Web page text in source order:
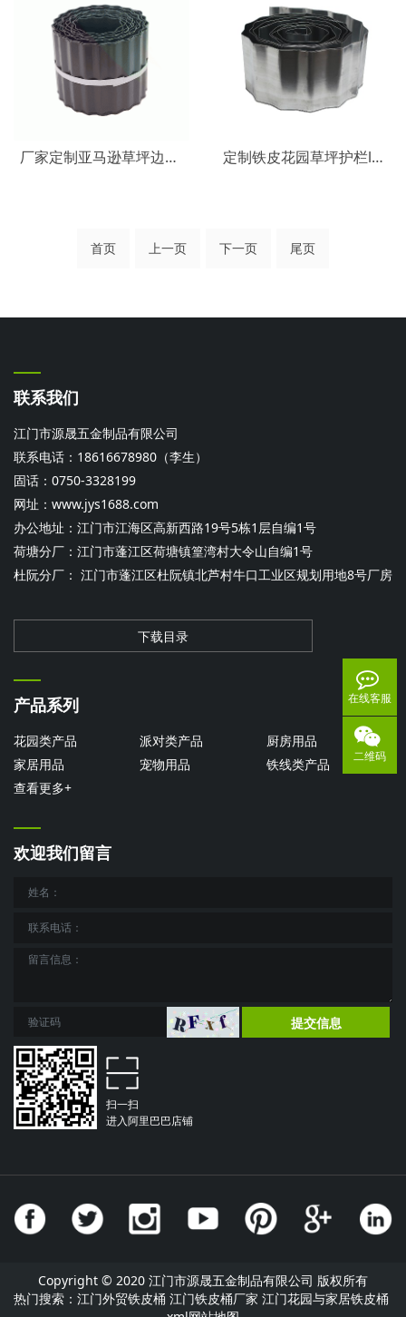
厂家定制亚马逊草坪边界边缘 镀锌板金属花园围栏 镀锌铁篱笆 定制铁皮花园草坪护栏lawn edge篱笆镀锌铁金属波纹边缘草坪护栏
首页 上一页 下一页 尾页
联系我们
江门市源晟五金制品有限公司
联系电话：18616678980（李生）
固话：0750-3328199
网址： www.jys1688.com
办公地址：江门市江海区高新西路19号5栋1层自编1号
荷塘分厂：江门市蓬江区荷塘镇篁湾村大令山自编1号
杜阮分厂： 江门市蓬江区杜阮镇北芦村牛口工业区规划用地8号厂房
下载目录
产品系列
花园类产品 派对类产品
厨房用品
家居用品
宠物用品
铁线类产品
查看更多+
欢迎我们留言
提交信息
扫一扫
进入阿里巴巴店铺
Copyright © 2020 江门市源晟五金制品有限公司 版权所有
热门搜索： 江门外贸铁皮桶 江门铁皮桶厂家 江门花园与家居铁皮桶
在线客服
二维码